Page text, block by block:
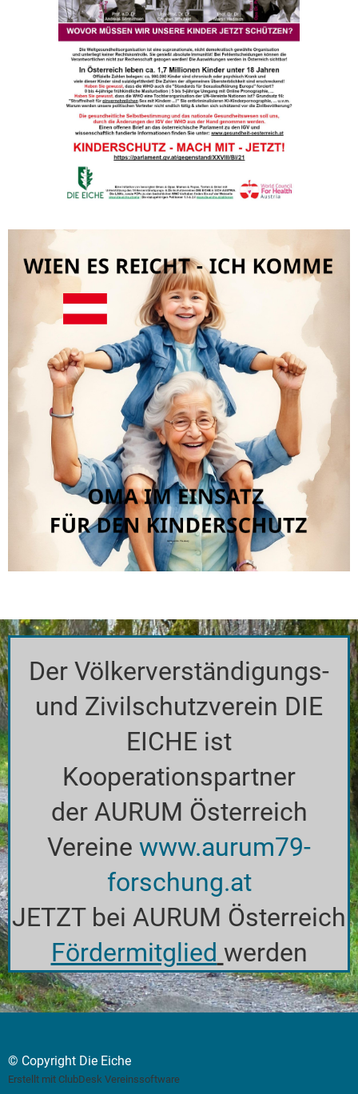
Der Völkerverständigungs-
und Zivilschutzverein DIE
EICHE ist
Kooperationspartner
der AURUM Österreich
Vereine www.aurum79-
forschung.at
JETZT bei AURUM Österreich
Fördermitglied werden
© Copyright Die Eiche
Erstellt mit ClubDesk Vereinssoftware